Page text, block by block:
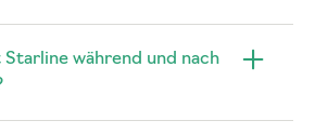
während und nach